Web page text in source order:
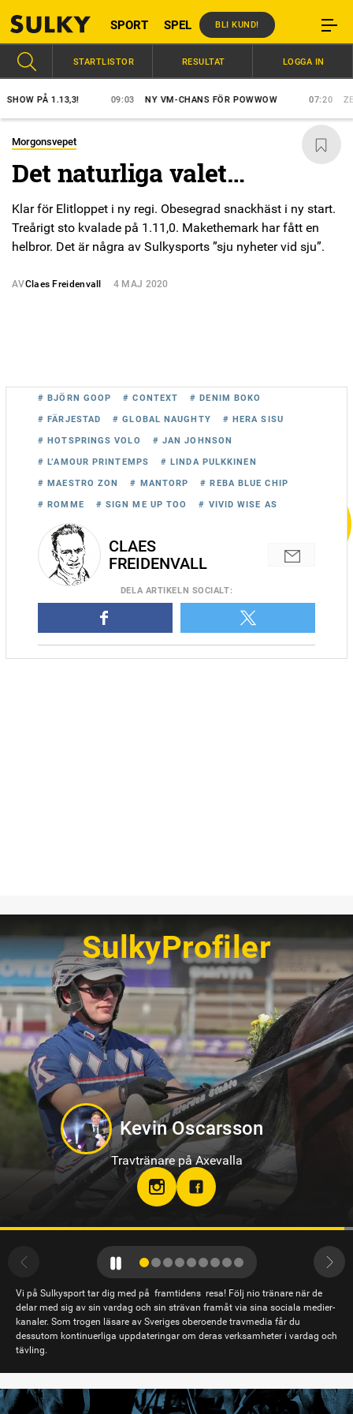
SPORT SPEL BLI KUND!
PÅ 1.13,3! 09:03 NY VM-CHANS FÖR POWWOW 07:20
STARTLISTOR RESULTAT LOGGA IN
Morgonsvepet
Det naturliga valet…
Klar för Elitloppet i ny regi. Obesegrad snackhäst i ny start.
Treårigt sto kvalade på 1.11,0. Makethemark har fått en
helbror. Det är några av Sulkysports ”sju nyheter vid sju”.
AVClaes Freidenvall 4 MAJ 2020
Vivid Wise As och Björn Goop vid segern i Prix Marcel Laurent på
Vincennes. Nu väntar Elitloppet med Goops nyförvärv. Foto:
# BJÖRN GOOP # CONTEXT # DENIM BOKO
# FÄRJESTAD # GLOBAL NAUGHTY # HERA SISU
# HOTSPRINGS VOLO # JAN JOHNSON
# L’AMOUR PRINTEMPS # LINDA PULKKINEN
# MAESTRO ZON # MANTORP # REBA BLUE CHIP
# ROMME # SIGN ME UP TOO # VIVID WISE AS
CLAES
FREIDENVALL
DELA ARTIKELN SOCIALT:
SulkyProfiler
Philip Di Luca
Travtränare på Sundbyholmstravet i Eskilstuna
hloclucaboy
Vi på Sulkysport tar dig med på framtidens resa! Följ nio tränare när de
delar med sig av sin vardag och sin strävan framåt via sina sociala medier-
kanaler. Som trogen läsare av Sveriges oberoende travmedia får du
dessutom kontinuerliga uppdateringar om deras verksamheter i vardag och
tävling.